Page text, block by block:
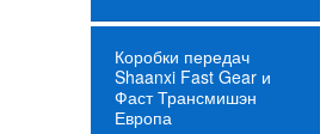
Коробки передач
Shaanxi Fast Gear и
Фаст Трансмишэн
Европа